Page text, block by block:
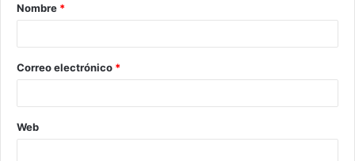
Nombre *
Correo electrónico *
Web